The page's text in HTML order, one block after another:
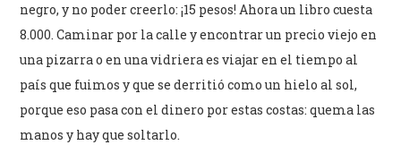
negro, y no poder creerlo: ¡15 pesos! Ahora un libro cuesta
8.000. Caminar por la calle y encontrar un precio viejo en
una pizarra o en una vidriera es viajar en el tiempo al
país que fuimos y que se derritió como un hielo al sol,
porque eso pasa con el dinero por estas costas: quema las
manos y hay que soltarlo.